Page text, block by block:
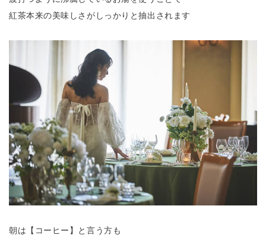
紅茶本来の美味しさがしっかりと抽出されます
朝は【コーヒー】と言う方も